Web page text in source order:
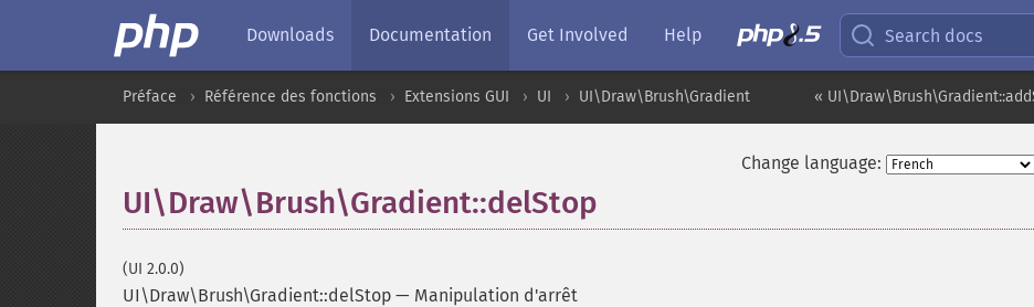
Downloads Documentation Get Involved Help Search docs
«
Préface Référence des fonctions Extensions GUI UI UI\Draw\Brush\Gradient
Change language:
UI\Draw\Brush\Gradient::delStop
(UI 2.0.0)
UI\Draw\Brush\Gradient::delStop — Manipulation d'arrêt